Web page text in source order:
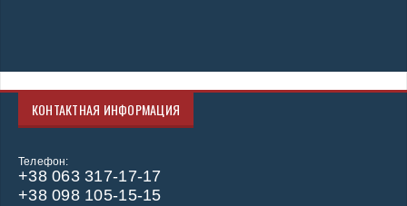
КОНТАКТНАЯ ИНФОРМАЦИЯ
Телефон:
+38 063 317-17-17
+38 098 105-15-15